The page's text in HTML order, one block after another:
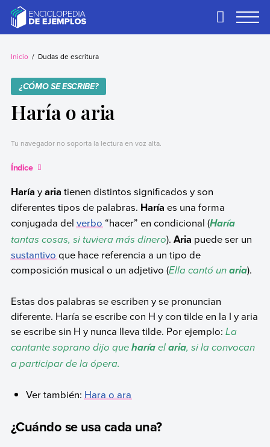
contentEjemplos
Necesitas ejemplos.
Primary
Inicio Dudas de escritura
¿CÓMO SE ESCRIBE?
Haría o aria
Tu navegador no soporta la lectura en voz alta.
Índice
Haría yaria tienen distintos significados y son
diferentes tipos de palabras. Haría es una forma
conjugada delverbo“hacer” en condicional (Haría
tantas cosas, si tuviera más dinero). Aria puede ser un
sustantivoque hace referencia a un tipo de
composición musical o un adjetivo (Ella cantó un aria).
Estas dos palabras se escriben y se pronuncian
diferente. Haría se escribe con H y con tilde en la I y aria
se escribe sin H y nunca lleva tilde. Por ejemplo: La
cantante soprano dijo que haríael aria, si la convocan
a participar de la ópera.
Ver también:Hara o ara
¿Cuándo se usa cada una?